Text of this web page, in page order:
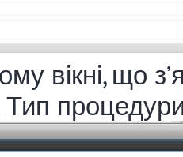
вікні, що